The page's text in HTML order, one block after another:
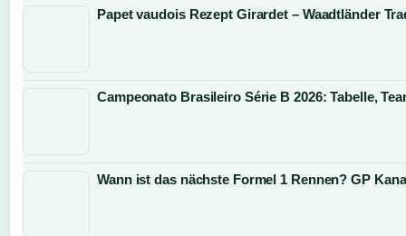
Papet vaudois Rezept Girardet – Waadtländer
Campeonato Brasileiro Série B 2026: Tabelle,
Wann ist das nächste Formel 1 Rennen? GP